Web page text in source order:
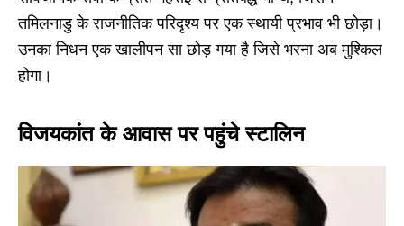
तमिलनाडु के राजनीतिक परिदृश्य पर एक स्थायी प्रभाव भी छोड़ा।
उनका निधन एक खालीपन सा छोड़ गया है जिसे भरना अब मुश्किल
होगा।
विजयकांत के आवास पर पहुंचे स्टालिन